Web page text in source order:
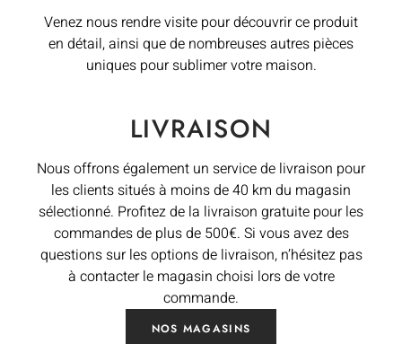
Venez nous rendre visite pour découvrir ce produit
en détail, ainsi que de nombreuses autres pièces
uniques pour sublimer votre maison.
LIVRAISON
Nous offrons également un service de livraison pour
les clients situés à moins de 40 km du magasin
sélectionné. Profitez de la livraison gratuite pour les
commandes de plus de 500€. Si vous avez des
questions sur les options de livraison, n’hésitez pas
à contacter le magasin choisi lors de votre
commande.
NOS MAGASINS